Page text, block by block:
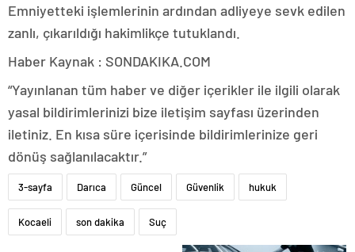
Emniyetteki işlemlerinin ardından adliyeye sevk edilen
zanlı, çıkarıldığı hakimlikçe tutuklandı.
Haber Kaynak : SONDAKIKA.COM
“Yayınlanan tüm haber ve diğer içerikler ile ilgili olarak
yasal bildirimlerinizi bize iletişim sayfası üzerinden
iletiniz. En kısa süre içerisinde bildirimlerinize geri
dönüş sağlanılacaktır.”
3-sayfa Darıca Güncel Güvenlik hukuk
Kocaeli son dakika Suç